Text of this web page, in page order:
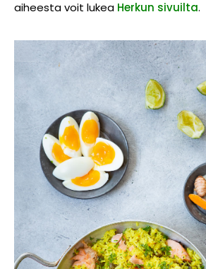
aiheesta voit lukea Herkun sivuilta.